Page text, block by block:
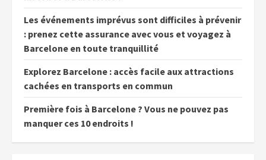
Les événements imprévus sont difficiles à prévenir
: prenez cette assurance avec vous et voyagez à
Barcelone en toute tranquillité
Explorez Barcelone : accès facile aux attractions
cachées en transports en commun
Première fois à Barcelone ? Vous ne pouvez pas
manquer ces 10 endroits !